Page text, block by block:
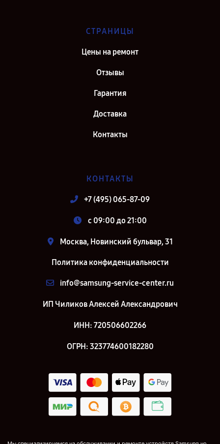
СТРАНИЦЫ
Цены на ремонт
Отзывы
Гарантия
Доставка
Контакты
КОНТАКТЫ
+7 (495) 065-87-09
c 09:00 до 21:00
Москва, Новинский бульвар, 31
Политика конфиденциальности
info@samsung-service-center.ru
ИП Чиликов Алексей Александрович
ИНН: 720506602266
ОГРН: 323774600182280